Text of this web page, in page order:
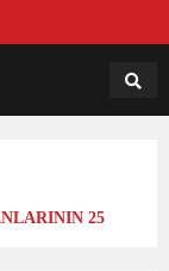
18:31
25